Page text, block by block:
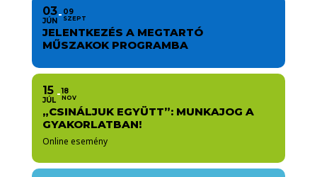
03
JÚN
09
SZEPT
JELENTKEZÉS A MEGTARTÓ
MŰSZAKOK PROGRAMBA
15
JÚL
18
NOV
„CSINÁLJUK EGYÜTT”: MUNKAJOG A
GYAKORLATBAN!
Online esemény